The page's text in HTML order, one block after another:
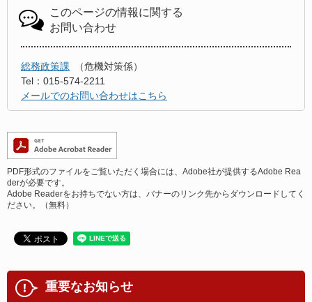
このページの情報に関する
お問い合わせ
総務政策課
危機対策係
Tel：015-574-2211
メールでのお問い合わせはこちら
PDF形式のファイルをご覧いただく場合には、Adobe社が提供するAdobe Rea
derが必要です。
Adobe Readerをお持ちでない方は、バナーのリンク先からダウンロードしてく
ださい。（無料）
重要なお知らせ